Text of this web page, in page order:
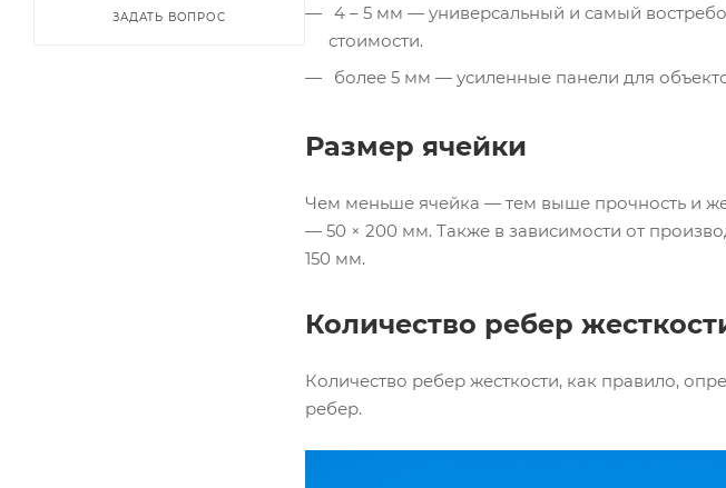
4 – 5 мм — универсальный и самый
стоимости.
более 5 мм — усиленные панели для
Размер ячейки
Чем меньше ячейка — тем выше прочность и
— 50 × 200 мм. Также в зависимости от
150 мм.
Количество ребер
Количество ребер жесткости, как правило,
ребер.
ЗАДАТЬ ВОПРОС